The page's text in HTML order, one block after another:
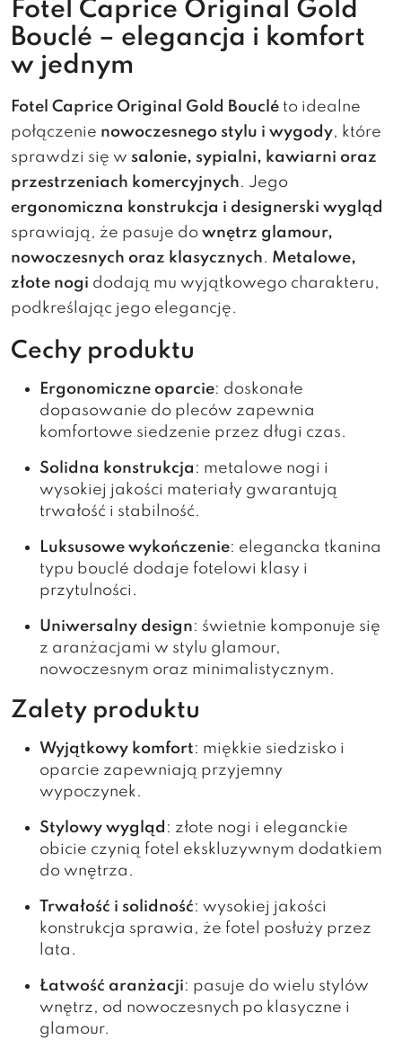
Fotel Caprice Original Gold
Bouclé – elegancja i komfort
w jednym
Fotel Caprice Original Gold Bouclé to idealne
połączenie nowoczesnego stylu i wygody, które
sprawdzi się w salonie, sypialni, kawiarni oraz
przestrzeniach komercyjnych. Jego
ergonomiczna konstrukcja i designerski wygląd
sprawiają, że pasuje do wnętrz glamour,
nowoczesnych oraz klasycznych. Metalowe,
złote nogi dodają mu wyjątkowego charakteru,
podkreślając jego elegancję.
Cechy produktu
Ergonomiczne oparcie: doskonałe
dopasowanie do pleców zapewnia
komfortowe siedzenie przez długi czas.
Solidna konstrukcja : metalowe nogi i
wysokiej jakości materiały gwarantują
trwałość i stabilność.
Luksusowe wykończenie: elegancka tkanina
typu bouclé dodaje fotelowi klasy i
przytulności.
Uniwersalny design: świetnie komponuje się
z aranżacjami w stylu glamour,
nowoczesnym oraz minimalistycznym.
Zalety produktu
Wyjątkowy komfort: miękkie siedzisko i
oparcie zapewniają przyjemny
wypoczynek.
Stylowy wygląd : złote nogi i eleganckie
obicie czynią fotel ekskluzywnym dodatkiem
do wnętrza.
Trwałość i solidność: wysokiej jakości
konstrukcja sprawia, że fotel posłuży przez
lata.
Łatwość aranżacji: pasuje do wielu stylów
wnętrz, od nowoczesnych po klasyczne i
glamour.